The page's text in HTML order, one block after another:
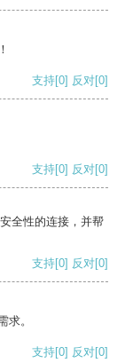
支持[0] 反对[0]
支持[0] 反对[0]
全性的连接，并帮
支持[0] 反对[0]
求。
支持[0] 反对[0]